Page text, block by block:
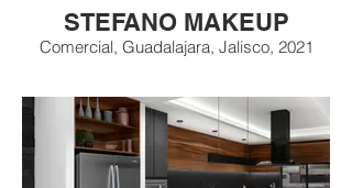
STEFANO MAKEUP
Comercial, Guadalajara, Jalisco, 2021